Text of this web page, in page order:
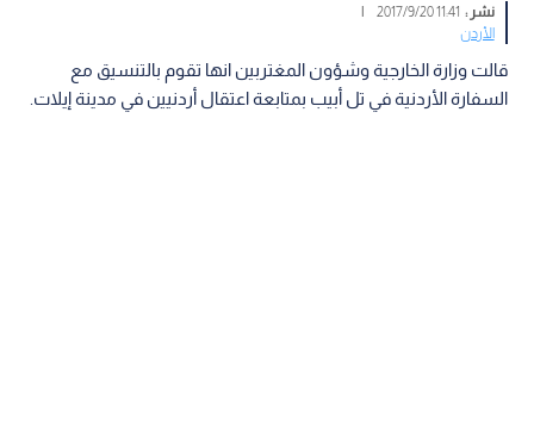
نشر : 11:41 2017/9/20
|
الأردن
قالت وزارة الخارجية وشؤون المغتربين انها تقوم بالتنسيق مع
السفارة الأردنية في تل أبيب بمتابعة اعتقال أردنيين في مدينة إيلات.